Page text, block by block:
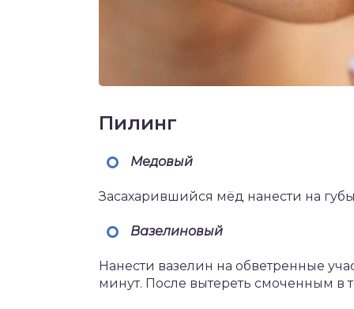
Пилинг
Медовый
Засахарившийся мёд нанести на
Вазелиновый
Нанести вазелин на обветренные
минут. После вытереть смоченным в